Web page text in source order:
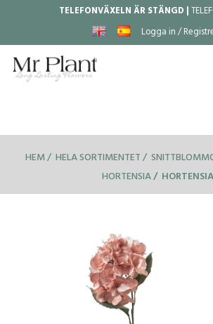
TELEFONVÄXELN ÄR STÄNGD |
Logga in /
HEM HELA SORTIMENTET
HORTENSIA
HORTENSIA